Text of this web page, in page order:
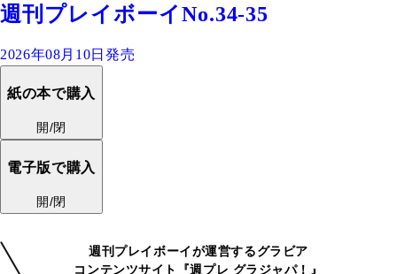
週刊プレイボーイNo.34-35
2026年08月10日発売
紙の本で購入
開/閉
電子版で購入
開/閉
週刊プレイボーイが運営するグラビア
コンテンツサイト『週プレ グラジャパ！』